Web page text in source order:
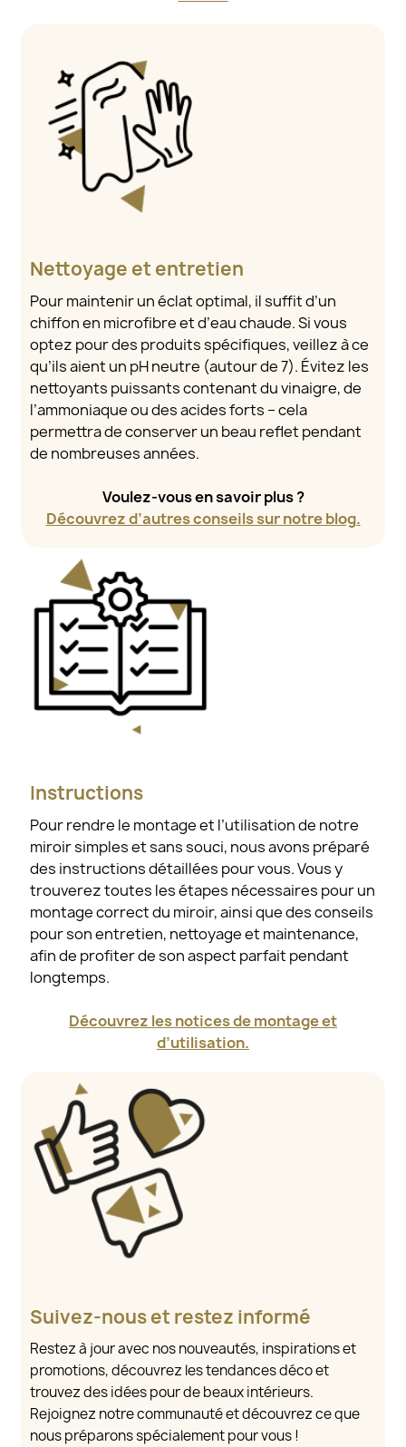
Nettoyage et entretien
Pour maintenir un éclat optimal, il suffit d’un
chiffon en microfibre et d’eau chaude. Si vous
optez pour des produits spécifiques, veillez à ce
qu’ils aient un pH neutre (autour de 7). Évitez les
nettoyants puissants contenant du vinaigre, de
l’ammoniaque ou des acides forts – cela
permettra de conserver un beau reflet pendant
de nombreuses années.
Voulez-vous en savoir plus ?
Découvrez d’autres conseils sur notre blog.
Instructions
Pour rendre le montage et l’utilisation de notre
miroir simples et sans souci, nous avons préparé
des instructions détaillées pour vous. Vous y
trouverez toutes les étapes nécessaires pour un
montage correct du miroir, ainsi que des conseils
pour son entretien, nettoyage et maintenance,
afin de profiter de son aspect parfait pendant
longtemps.
Découvrez les notices de montage et
d’utilisation.
Suivez-nous et restez informé
Restez à jour avec nos nouveautés, inspirations et
promotions, découvrez les tendances déco et
trouvez des idées pour de beaux intérieurs.
Rejoignez notre communauté et découvrez ce que
nous préparons spécialement pour vous !